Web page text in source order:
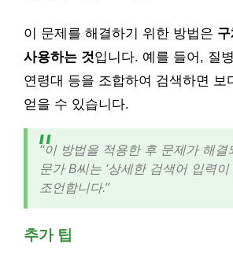
이 문제를 해결하기 위한 방법은
사용하는 것입니다. 예를 들어, 질
연령대 등을 조합하여 검색하면 보
얻을 수 있습니다.
“이 방법을 적용한 후 문제가 해결
문가 B씨는 ‘상세한 검색어 입력이
조언합니다.”
추가 팁